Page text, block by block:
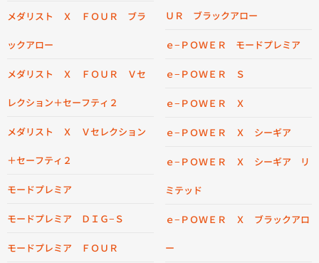
メダリスト Ｘ ＦＯＵＲ ブラ
ックアロー
メダリスト Ｘ ＦＯＵＲ Ｖセ
レクション＋セーフティ２
メダリスト Ｘ Ｖセレクション
＋セーフティ２
モードプレミア
モードプレミア ＤＩＧ−Ｓ
モードプレミア ＦＯＵＲ
ＵＲ ブラックアロー
ｅ−ＰＯＷＥＲ モードプレミア
ｅ−ＰＯＷＥＲ Ｓ
ｅ−ＰＯＷＥＲ Ｘ
ｅ−ＰＯＷＥＲ Ｘ シーギア
ｅ−ＰＯＷＥＲ Ｘ シーギア リ
ミテッド
ｅ−ＰＯＷＥＲ Ｘ ブラックアロ
ー